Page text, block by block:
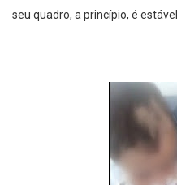
seu quadro, a princípio, é estável.